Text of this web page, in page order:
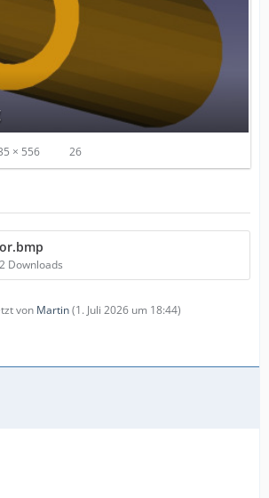
× 556 26
Downloads
von Martin(1. Juli 2026 um 18:44)